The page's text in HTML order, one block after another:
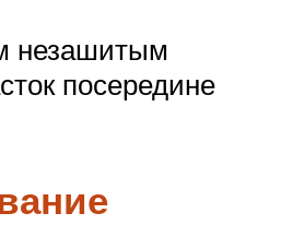
незашитым
посередине